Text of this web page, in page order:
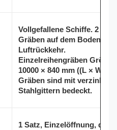
Vollgefallene Schiffe. 2
Gräben auf dem Boden für
Luftrückkehr.
Einzelreihengräben Größe:
10000 × 840 mm ((L × W).
Gräben sind mit verzinkten
Stahlgittern bedeckt.
1 Satz, Einzelöffnung, drei